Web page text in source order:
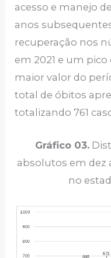
acesso e manejo
anos
recuperação nos
em 2021 e um
maior valor do
total de óbitos
totalizando 761
Gráfico 03.
absolutos em dez
no